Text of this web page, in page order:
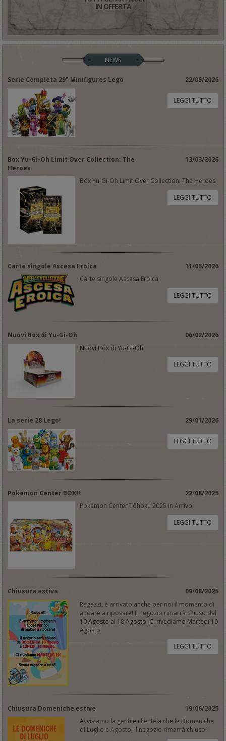
IN OFFERTA
NEWS
Serie Completa 29° Minifigures Lego 22/05/2026
LEGGI TUTTO
Box Yu-Gi-Oh Limit Over Collection: The
Heroes
13/03/2026
Box Yu-Gi-Oh Limit Over Collection: The Heroes
LEGGI TUTTO
Carte singole Ascesa Eroica
11/03/2026
Carte singole Ascesa Eroica
LEGGI TUTTO
Nuovi Box di Yu-Gi-Oh
06/02/2026
Nuovi Box di Yu-Gi-Oh
LEGGI TUTTO
La serie 28 Lego! 29/01/2026
LEGGI TUTTO
Pokemon Center BOX!!
22/08/2025
Pokémon Center Tōhoku 2025 in Arrivo
LEGGI TUTTO
Chiusura estiva
09/08/2025
Ragazzi, è arrivato anche per noi il momento di
andare a riposare! Il negozio rimarrà chiuso dal
10 Agosto al 18 Agosto. Ci rivediamo Martedì 19
Agosto
LEGGI TUTTO
Chiusura Domeniche estive
19/06/2025
Avvisiamo la gentile clientela che le Domeniche
di Luglio e Agosto, il negozio rimarrà chiuso!